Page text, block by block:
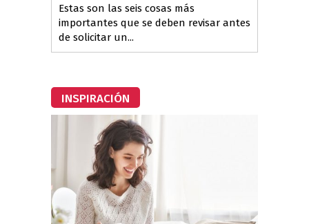
Estas son las seis cosas más
importantes que se deben revisar antes
de solicitar un...
INSPIRACIÓN